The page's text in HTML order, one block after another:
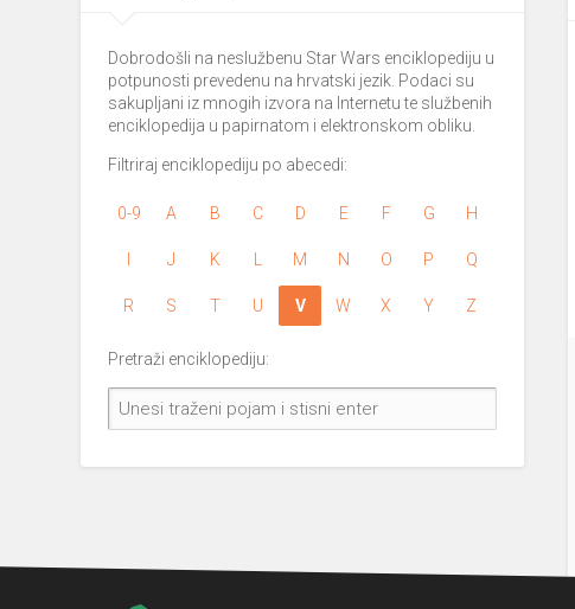
Dobrodošli na neslužbenu Star Wars enciklopediju u
potpunosti prevedenu na hrvatski jezik. Podaci su
sakupljani iz mnogih izvora na Internetu te službenih
enciklopedija u papirnatom i elektronskom obliku.
Filtriraj enciklopediju po abecedi:
0-9 A B C D E F G H
J K M N O P Q
R S T U V W X Y Z
Pretraži enciklopediju: